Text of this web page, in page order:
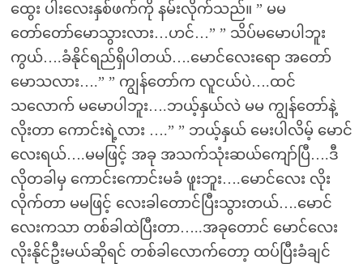
ထွေး ပါးလေးနှစ်ဖက်ကို နမ်းလိုက်သည်။ ” မမ
တော်တော်မောသွားလား…ဟင်…” ” သိပ်မမောပါဘူး
ကွယ်….ခံနိုင်ရည်ရှိပါတယ်….မောင်လေးရော အတော်
မောသလား….” ” ကျွန်တော်က လူငယ်ပဲ….ထင်
သလောက် မမောပါဘူး….ဘယ့်နှယ်လဲ မမ ကျွန်တော်နဲ့
လိုးတာ ကောင်းရဲ့လား ….” ” ဘယ့်နှယ် မေးပါလိမ့် မောင်
လေးရယ်….မမဖြင့် အခု အသက်သုံးဆယ်ကျော်ပြီ….ဒီ
လိုတခါမှ ကောင်းကောင်းမခံ ဖူးဘူး….မောင်လေး လိုး
လိုက်တာ မမဖြင့် လေးခါတောင်ပြီးသွားတယ်….မောင်
လေးကသာ တစ်ခါထဲပြီးတာ…..အခုတောင် မောင်လေး
လိုးနိုင်ဦးမယ်ဆိုရင် တစ်ခါလောက်တော့ ထပ်ပြီးခံချင်